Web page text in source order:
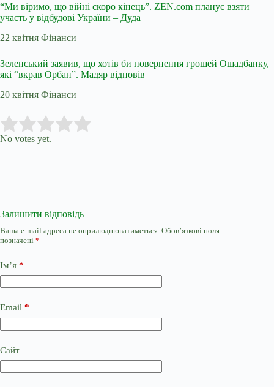
“Ми віримо, що війні скоро кінець”. ZEN.com планує взяти
участь у відбудові України – Дуда
22 квітня Фінанси
Зеленський заявив, що хотів би повернення грошей Ощадбанку,
які “вкрав Орбан”. Мадяр відповів
20 квітня Фінанси
Rate this item:
No votes yet.
Залишити відповідь
Ваша e-mail адреса не оприлюднюватиметься. Обов’язкові поля
позначені *
Ім’я *
Email *
Сайт